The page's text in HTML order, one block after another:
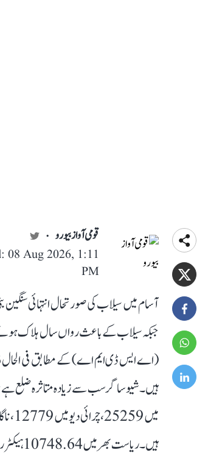
قومی آواز بیورو
08 Aug 2026, 1:11
PM
ہیں۔ ریاست بھر میں 10748.64 ہیکٹر رقبے پر پھیلی ہوئی کھڑی فصلیں اب بھی زیر آب ہیں۔